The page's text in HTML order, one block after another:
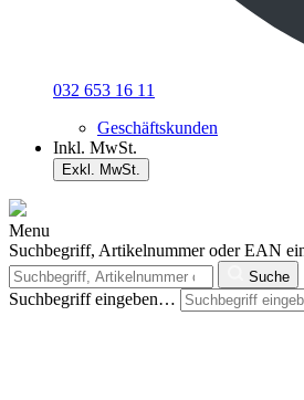
032 653 16 11
Geschäftskunden
Inkl. MwSt.
Exkl. MwSt.
Menu
Suchbegriff, Artikelnummer oder EAN
Suche
Suchbegriff eingeben…